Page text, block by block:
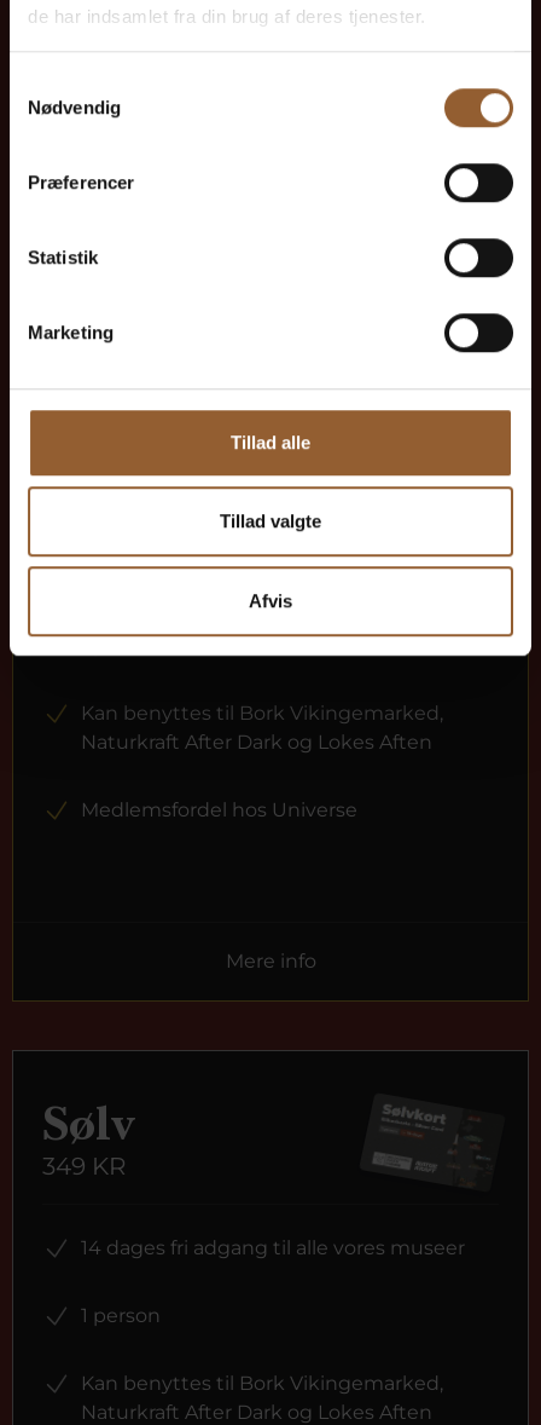
de har indsamlet fra din brug af deres tjenester.
Nødvendig
Præferencer
Statistik
Marketing
Tillad alle
Tillad valgte
Afvis
Kan benyttes til Bork Vikingemarked,
Medlemsfordel hos Universe
Guld
12 måneders fri adgang til alle vores
museer
1 person
Kan benyttes til Bork Vikingemarked,
Naturkraft After Dark og Lokes Aften
Medlemsfordel hos Universe
Mere info
Sølv
349 KR
14 dages fri adgang til alle vores museer
1 person
Kan benyttes til Bork Vikingemarked,
Naturkraft After Dark og Lokes Aften